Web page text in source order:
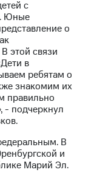
с
Юные
о
этой связи
в
ребятам о
знакомим их
правильно
- подчеркнул
В
и
Марий Эл.